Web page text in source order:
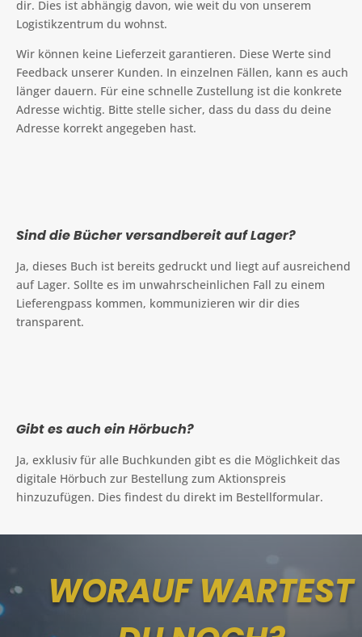
dir. Dies ist abhängig davon, wie weit du von unserem
Logistikzentrum du wohnst.
Wir können keine Lieferzeit garantieren. Diese Werte sind
Feedback unserer Kunden. In einzelnen Fällen, kann es auch
länger dauern. Für eine schnelle Zustellung ist die konkrete
Adresse wichtig. Bitte stelle sicher, dass du dass du deine
Adresse korrekt angegeben hast.
Sind die Bücher versandbereit auf Lager?
Ja, dieses Buch ist bereits gedruckt und liegt auf ausreichend
auf Lager. Sollte es im unwahrscheinlichen Fall zu einem
Lieferengpass kommen, kommunizieren wir dir dies
transparent.
Gibt es auch ein Hörbuch?
Ja, exklusiv für alle Buchkunden gibt es die Möglichkeit das
digitale Hörbuch zur Bestellung zum Aktionspreis
hinzuzufügen. Dies findest du direkt im Bestellformular.
WORAUF WARTEST